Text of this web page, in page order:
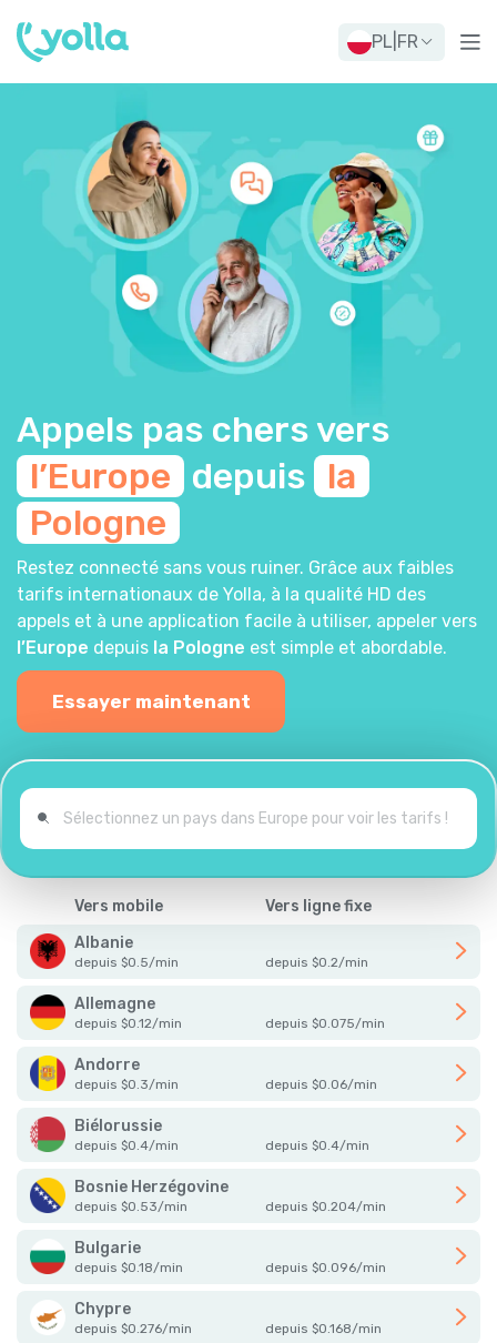
PL FR
Appels pas chers vers
l’Europe depuis la
Pologne
Restez connecté sans vous ruiner. Grâce aux faibles
tarifs internationaux de Yolla, à la qualité HD des
appels et à une application facile à utiliser, appeler vers
l’Europe depuis la Pologne est simple et abordable.
Essayer maintenant
Vers mobile
Vers ligne fixe
Albanie
depuis $0.5/min depuis $0.2/min
Allemagne
depuis $0.12/min depuis $0.075/min
Andorre
depuis $0.3/min depuis $0.06/min
Biélorussie
depuis $0.4/min depuis $0.4/min
Bosnie Herzégovine
depuis $0.53/min depuis $0.204/min
Bulgarie
depuis $0.18/min depuis $0.096/min
Chypre
depuis $0.276/min depuis $0.168/min